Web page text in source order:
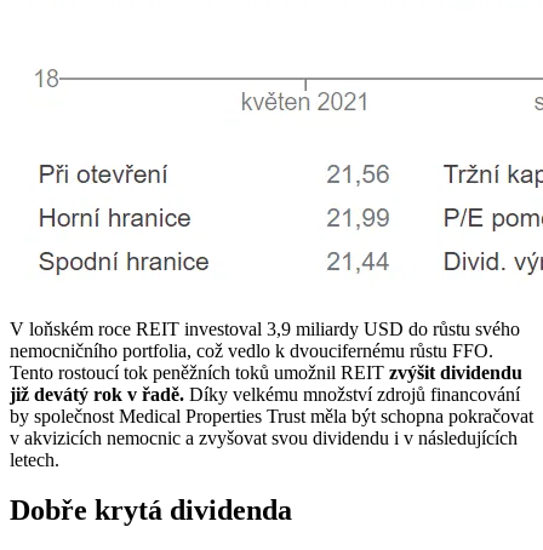
V loňském roce REIT investoval 3,9 miliardy USD do růstu svého
nemocničního portfolia, což vedlo k dvoucifernému růstu FFO.
Tento rostoucí tok peněžních toků umožnil REIT zvýšit dividendu
již devátý rok v řadě. Díky velkému množství zdrojů financování
by společnost Medical Properties Trust měla být schopna pokračovat
v akvizicích nemocnic a zvyšovat svou dividendu i v následujících
letech.
Dobře krytá dividenda